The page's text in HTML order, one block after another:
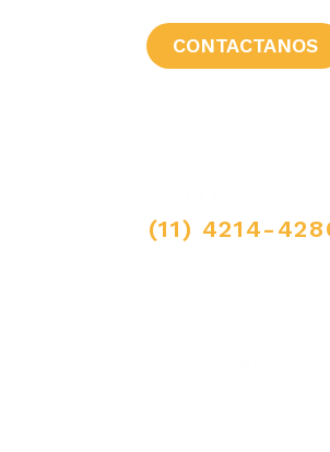
CONTACTANOS
(11) 4214-